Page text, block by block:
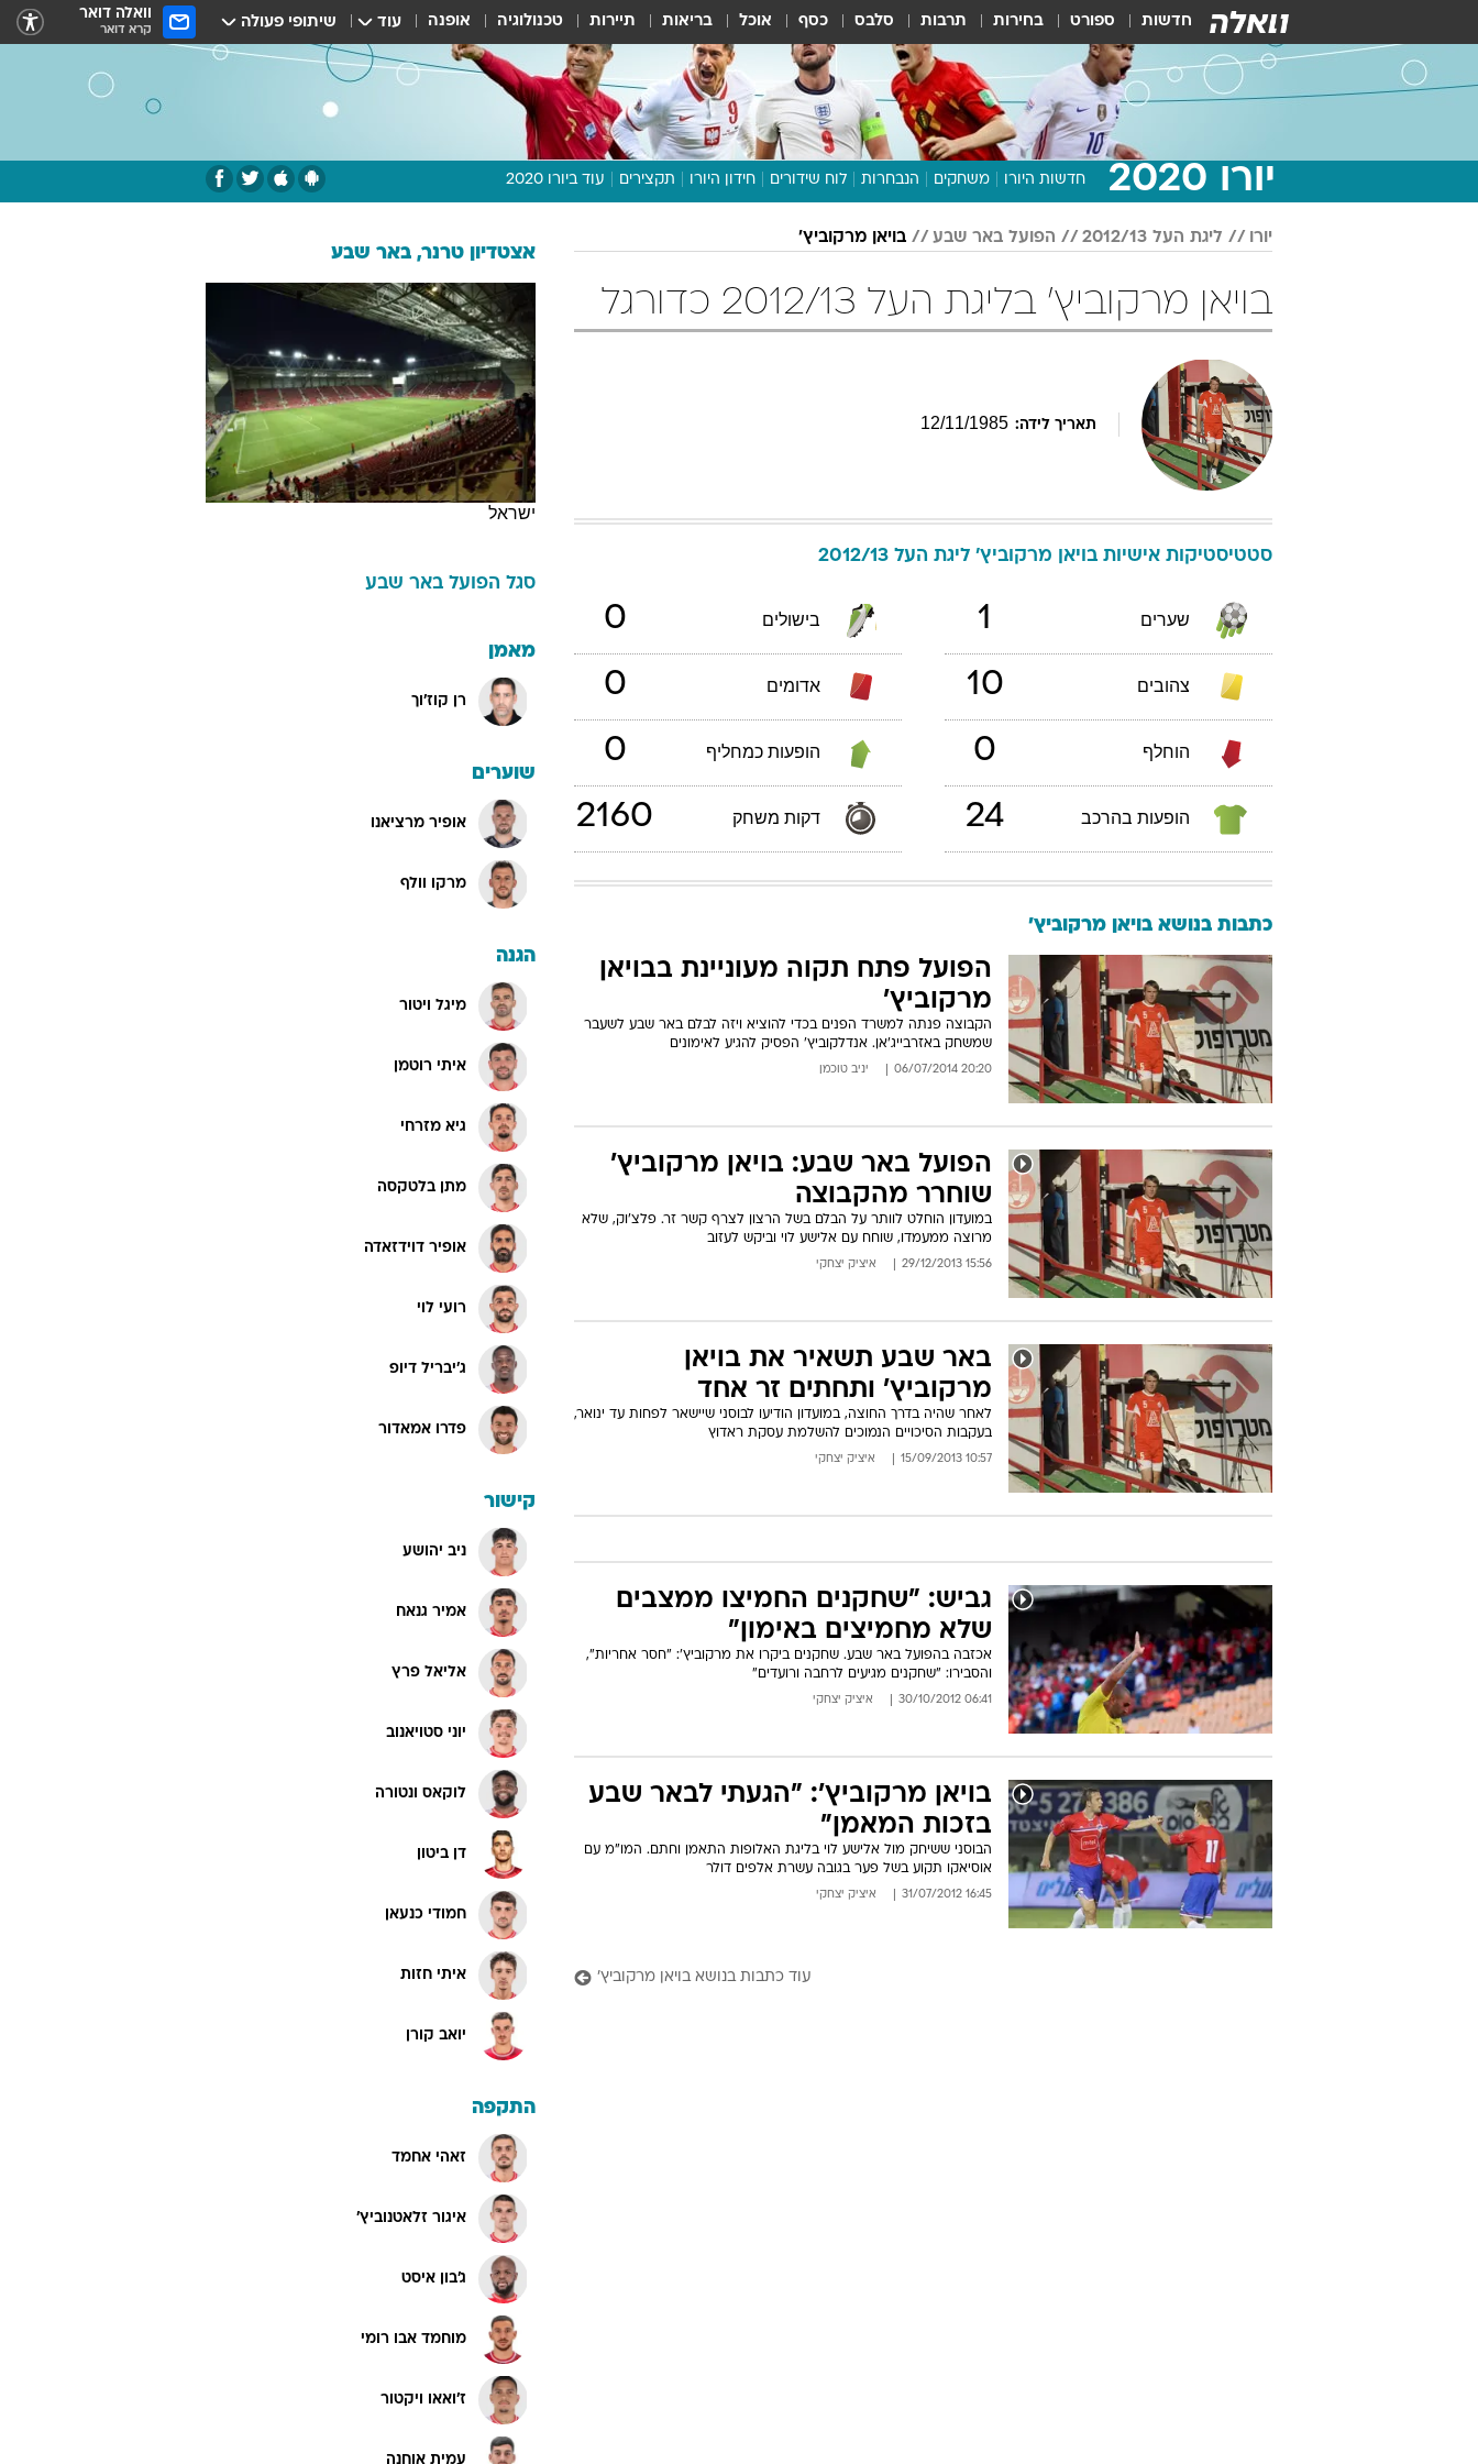
חדשות ספורט בחירות תרבות סלבס כסף אוכל בריאות תיירות טכנולוגיה אופנה עוד שיתופי פעולה וואלה דואר
קרא דואר
יורו 2020 חדשות היורו משחקים הנבחרות לוח שידורים חידון היורו תקצירים עוד ביורו 2020
תכנית היורו
לוח תוצאות
דעות ופרשנויות
וואלה! ספורט
יורו ליגת העל 2012/13 הפועל באר שבע בויאן מרקוביץ'
בויאן מרקוביץ' בליגת העל 2012/13 כדורגל
תאריך לידה: 12/11/1985
סטטיסטיקות אישיות בויאן מרקוביץ' ליגת העל 2012/13
שערים 1 בישולים 0
צהובים 10 אדומים 0
הוחלף 0 הופעות כמחליף 0
הופעות בהרכב 24 דקות משחק 2160
כתבות בנושא בויאן מרקוביץ'
הפועל פתח תקוה מעוניינת בבויאן
מרקוביץ'
הקבוצה פנתה למשרד הפנים בכדי להוציא ויזה לבלם באר שבע לשעבר
שמשחק באזרבייג'אן. אנדלקוביץ' הפסיק להגיע לאימונים
20:20 06/07/2014 יניב טוכמן
הפועל באר שבע: בויאן מרקוביץ'
שוחרר מהקבוצה
במועדון הוחלט לוותר על הבלם בשל הרצון לצרף קשר זר. פלצ'וק, שלא
מרוצה ממעמדו, שוחח עם אלישע לוי וביקש לעזוב
15:56 29/12/2013 איציק יצחקי
באר שבע תשאיר את בויאן
מרקוביץ' ותחתים זר אחד
לאחר שהיה בדרך החוצה, במועדון הודיעו לבוסני שיישאר לפחות עד ינואר,
בעקבות הסיכויים הנמוכים להשלמת עסקת ראדוץ
10:57 15/09/2013 איציק יצחקי
גביש: "שחקנים החמיצו ממצבים
שלא מחמיצים באימון"
אכזבה בהפועל באר שבע. שחקנים ביקרו את מרקוביץ': "חסר אחריות",
והסבירו: "שחקנים מגיעים לרחבה ורועדים"
06:41 30/10/2012 איציק יצחקי
בויאן מרקוביץ': "הגעתי לבאר שבע
בזכות המאמן"
הבוסני ששיחק מול אלישע לוי בליגת האלופות התאמן וחתם. המו"מ עם
אוסיאקו תקוע בשל פער בגובה עשרת אלפים דולר
16:45 31/07/2012 איציק יצחקי
עוד כתבות בנושא בויאן מרקוביץ'
אצטדיון טרנר, באר שבע
ישראל
סגל הפועל באר שבע
מאמן
רן קוז'וך
שוערים
אופיר מרציאנו
מרקו וולף
הגנה
מיגל ויטור
איתי רוטמן
גיא מזרחי
מתן בלטקסה
אופיר דוידזאדה
רועי לוי
ג'יבריל דיופ
פדרו אמאדור
קישור
ניב יהושע
אמיר גנאח
אליאל פרץ
יוני סטויאנוב
לוקאס ונטורה
דן ביטון
חמודי כנעאן
איתי חזות
יואב קורן
התקפה
זאהי אחמד
איגור זלאטנוביץ'
ג'בון איסט
מוחמד אבו רומי
ז'ואאו ויקטור
עמית אוחנה